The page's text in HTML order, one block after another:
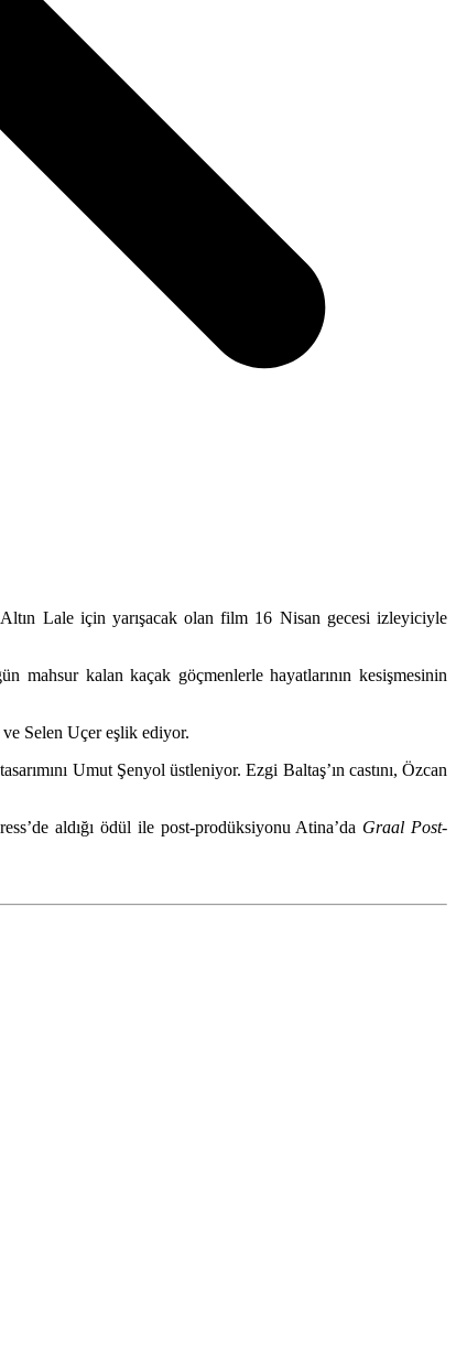
Lale için yarışacak olan film 16 Nisan gecesi izleyiciyle
mahsur kalan kaçak göçmenlerle hayatlarının kesişmesinin
Selen Uçer eşlik ediyor.
Umut Şenyol üstleniyor. Ezgi Baltaş’ın castını, Özcan
aldığı ödül ile post-prodüksiyonu Atina’da Graal Post-